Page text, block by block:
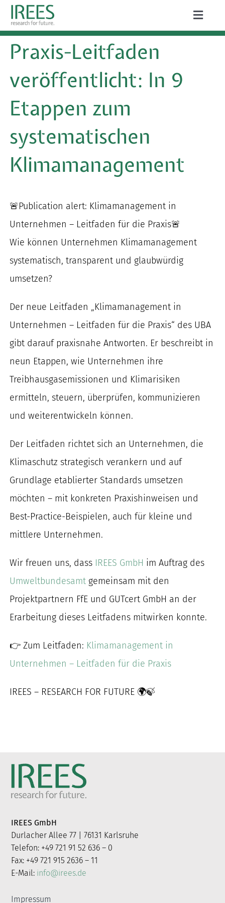
Zum
Inhalt
springen
Toggle
ÜBER UNS
AKTUELLES
PROJEKTE
PUBLIKATIONEN
KARRIERE
Suche
nach:
Praxis-Leitfaden
veröffentlicht: In 9
Etappen zum
systematischen
Klimamanagement
🚨Publication alert: Klimamanagement in
Unternehmen – Leitfaden für die Praxis🚨
Wie können Unternehmen Klimamanagement
systematisch, transparent und glaubwürdig
umsetzen?
Der neue Leitfaden „Klimamanagement in
Unternehmen – Leitfaden für die Praxis“ des UBA
gibt darauf praxisnahe Antworten. Er beschreibt in
neun Etappen, wie Unternehmen ihre
Treibhausgasemissionen und Klimarisiken
ermitteln, steuern, überprüfen, kommunizieren
und weiterentwickeln können.
Der Leitfaden richtet sich an Unternehmen, die
Klimaschutz strategisch verankern und auf
Grundlage etablierter Standards umsetzen
möchten – mit konkreten Praxishinweisen und
Best-Practice-Beispielen, auch für kleine und
mittlere Unternehmen.
Wir freuen uns, dass IREES GmbH im Auftrag des
Umweltbundesamt gemeinsam mit den
Projektpartnern FfE und GUTcert GmbH an der
Erarbeitung dieses Leitfadens mitwirken konnte.
👉 Zum Leitfaden: Klimamanagement in
Unternehmen – Leitfaden für die Praxis
IREES – RESEARCH FOR FUTURE 🌍🍃
IREES GmbH
Durlacher Allee 77 | 76131 Karlsruhe
Telefon: +49 721 91 52 636 – 0
Fax: +49 721 915 2636 – 11
E-Mail: info@irees.de
Impressum